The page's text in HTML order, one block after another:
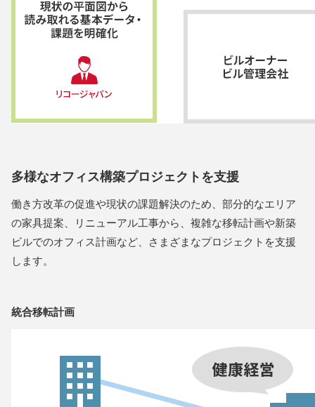
多様なオフィス構築プロジェクトを支援
働き方改革の促進や現状の課題解決のため、部分的なエリア
の家具提案、リニューアル工事から、複雑な移転計画や新築
ビルでのオフィス計画など、さまざまなプロジェクトを支援
します。
統合移転計画